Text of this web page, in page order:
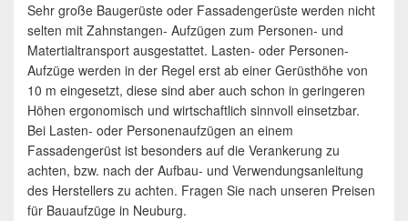
Sehr große Baugerüste oder Fassadengerüste werden nicht
selten mit Zahnstangen- Aufzügen zum Personen- und
Matertialtransport ausgestattet. Lasten- oder Personen-
Aufzüge werden in der Regel erst ab einer Gerüsthöhe von
10 m eingesetzt, diese sind aber auch schon in geringeren
Höhen ergonomisch und wirtschaftlich sinnvoll einsetzbar.
Bei Lasten- oder Personenaufzügen an einem
Fassadengerüst ist besonders auf die Verankerung zu
achten, bzw. nach der Aufbau- und Verwendungsanleitung
des Herstellers zu achten. Fragen Sie nach unseren Preisen
für Bauaufzüge in Neuburg.